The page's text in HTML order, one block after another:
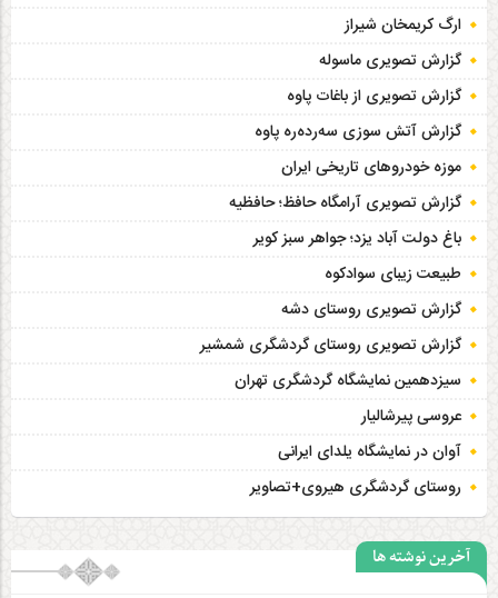
ارگ کریمخان شیراز
گزارش تصویری ماسوله
گزارش تصویری از باغات پاوه
گزارش آتش سوزی سەردەرە پاوه
موزه خودروهای تاریخی ایران
گزارش تصویری آرامگاه حافظ؛ حافظیه‎
باغ دولت آباد یزد؛ جواهر سبز کویر
طبیعت زیبای سوادکوه
گزارش تصویری روستای دشه
گزارش تصویری روستای گردشگری شمشیر
سیزدهمین نمایشگاه گردشگری تهران
عروسی پیرشالیار
آوان در نمایشگاه یلدای ایرانی
روستای گردشگری هیروی+تصاویر
آخرین نوشته ها